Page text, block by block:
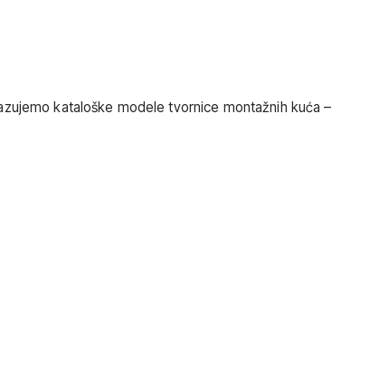
kataloške modele tvornice montažnih kuća –